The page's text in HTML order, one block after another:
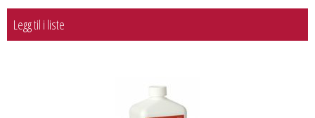
Legg til i liste